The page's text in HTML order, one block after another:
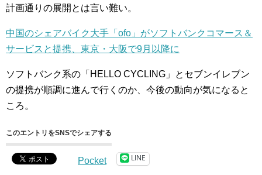
計画通りの展開とは言い難い。
中国のシェアバイク大手「ofo」がソフトバンクコマース＆
サービスと提携、東京・大阪で9月以降に
ソフトバンク系の「HELLO CYCLING」とセブンイレブン
の提携が順調に進んで行くのか、今後の動向が気になると
ころ。
このエントリをSNSでシェアする
Pocket LINE